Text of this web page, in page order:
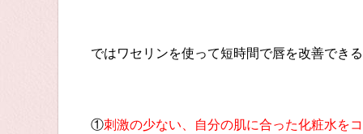
ではワセリンを使って短時間で唇を改善でき
①刺激の少ない、自分の肌に合った化粧水を